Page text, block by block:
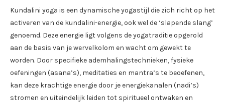
Kundalini yoga is een dynamische yogastijl die zich richt op het
activeren van de kundalini-energie, ook wel de ‘slapende slang’
genoemd. Deze energie ligt volgens de yogatraditie opgerold
aan de basis van je wervelkolom en wacht om gewekt te
worden. Door specifieke ademhalingstechnieken, fysieke
oefeningen (asana’s), meditaties en mantra’s te beoefenen,
kan deze krachtige energie door je energiekanalen (nadi’s)
stromen en uiteindelijk leiden tot spiritueel ontwaken en